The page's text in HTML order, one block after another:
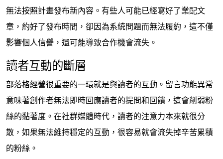
無法按照計畫發布新內容。有些人可能已經寫好了業配文
章，約好了發布時間，卻因為系統問題而無法履約，這不僅
影響個人信譽，還可能導致合作機會流失。
讀者互動的斷層
部落格經營很重要的一環就是與讀者的互動。留言功能異常
意味著創作者無法即時回應讀者的提問和回饋，這會削弱粉
絲的黏著度。在社群媒體時代，讀者的注意力本來就很分
散，如果無法維持穩定的互動，很容易就會流失掉辛苦累積
的粉絲。